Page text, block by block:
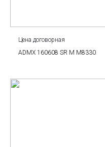
Цена договорная
ADMX 160608 SR M M8330